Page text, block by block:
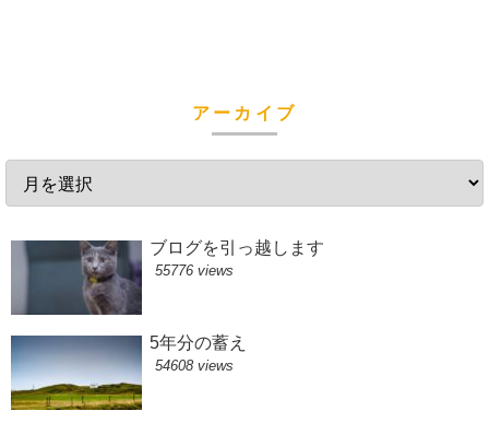
アーカイブ
ブログを引っ越します
55776 views
5年分の蓄え
54608 views